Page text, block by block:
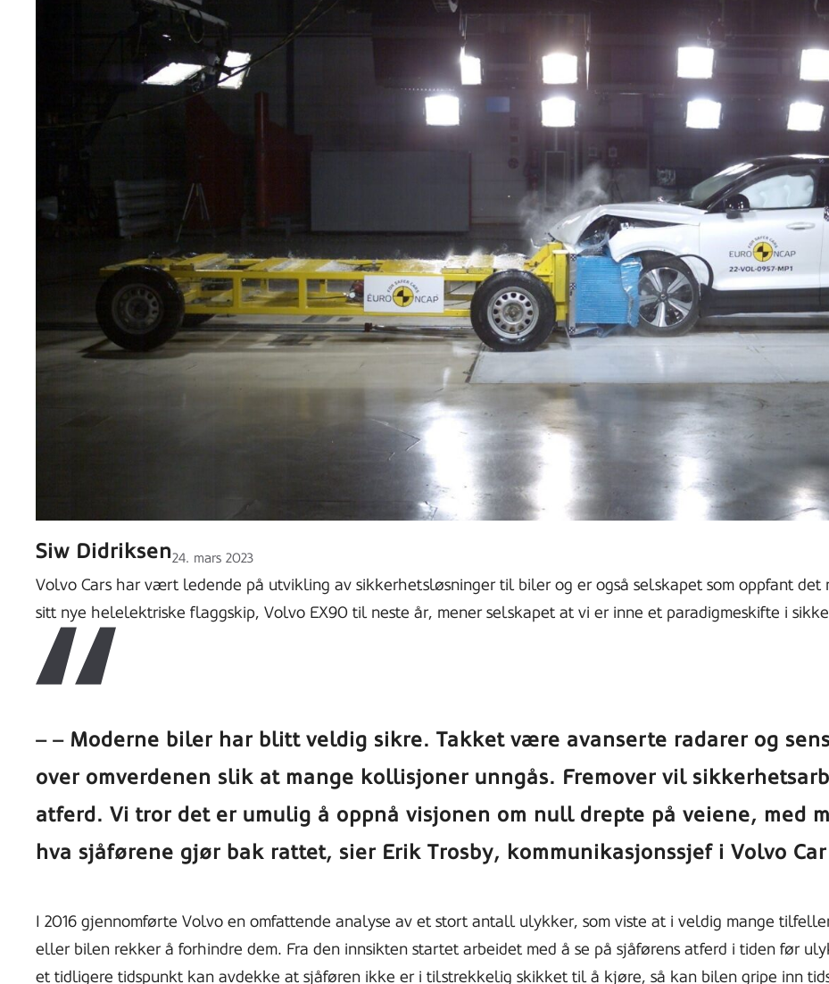
Siw DidriksenLagt
ut
24. mars 2023
Volvo Cars har vært ledende på utvikling av sikkerhetsløsninger til biler og er også selskapet som oppfant det
sitt nye helelektriske flaggskip, Volvo EX90 til neste år, mener selskapet at vi er inne et paradigmeskifte i
– Moderne biler har blitt veldig sikre. Takket være avanserte radarer og
over omverdenen slik at mange kollisjoner unngås. Fremover vil
atferd. Vi tror det er umulig å oppnå visjonen om null drepte på veiene, med
hva sjåførene gjør bak rattet, sier Erik Trosby, kommunikasjonssjef i Volvo
I 2016 gjennomførte Volvo en omfattende analyse av et stort antall ulykker, som viste at i veldig mange
eller bilen rekker å forhindre dem. Fra den innsikten startet arbeidet med å se på sjåførens atferd i tiden før
et tidligere tidspunkt kan avdekke at sjåføren ikke er i tilstrekkelig skikket til å kjøre, så kan bilen gripe inn